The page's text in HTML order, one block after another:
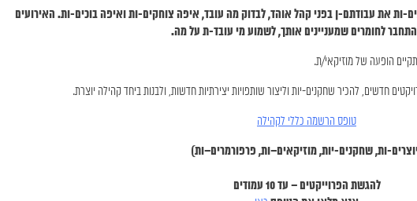
ות את עבודתם-ן בפני קהל אוהד, לבדוק מה עובד, איפה צוחקים-ות ואיפה בוכים-ות. האירועים
לחומרים שמעניינים אותך, לשמוע מי עובד-ת על מה.
חדשים, להכיר שחקנים-יות וליצור שותפויות יצירתיות חדשות, ולבנות ביחד קהילה יוצרת.
טופס הרשמה כללי לקהילה
ות, שחקנים-יות, מוזיקאים–ות, פרפורמרים–ות)
להגשת הפרוייקטים – עד 10 עמודים